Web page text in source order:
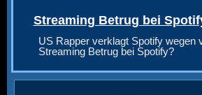
Streaming Betrug bei
US Rapper verklagt Spotify wegen
Streaming Betrug bei Spotify?